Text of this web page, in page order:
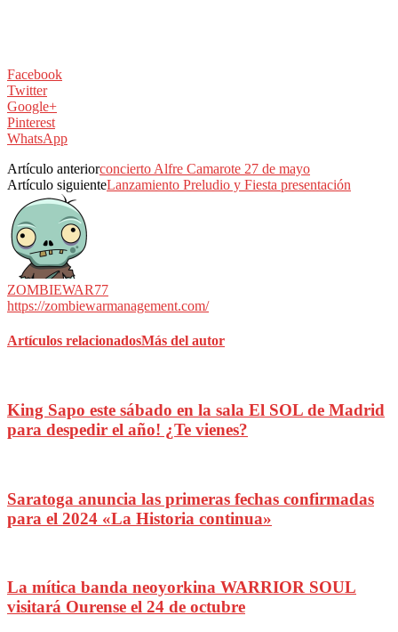
Facebook
Twitter
Google+
Pinterest
WhatsApp
Artículo anteriorconcierto Alfre Camarote 27 de mayo
Artículo siguienteLanzamiento Preludio y Fiesta presentación
ZOMBIEWAR77
https://zombiewarmanagement.com/
Artículos relacionadosMás del autor
King Sapo este sábado en la sala El SOL de Madrid
para despedir el año! ¿Te vienes?
Saratoga anuncia las primeras fechas confirmadas
para el 2024 «La Historia continua»
La mítica banda neoyorkina WARRIOR SOUL
visitará Ourense el 24 de octubre